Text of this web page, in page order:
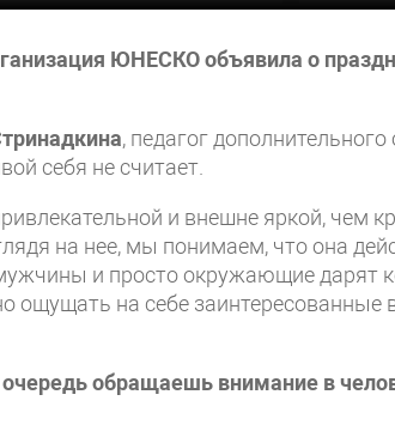
ЮНЕСКО объявила о
, педагог
себя не считает.
и внешне яркой, чем
на нее, мы понимаем, что она
и просто окружающие
ощущать на себе
обращаешь внимание в